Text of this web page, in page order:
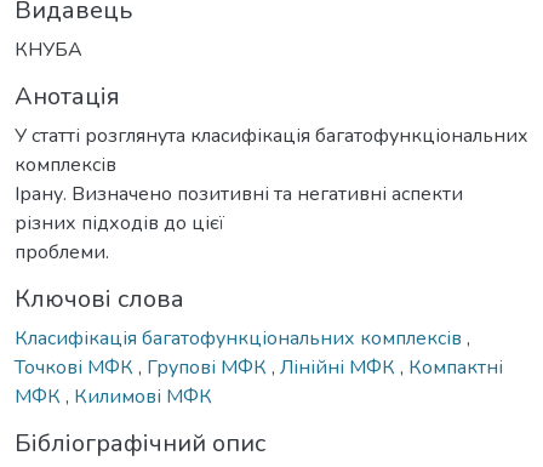
Видавець
КНУБА
Анотація
У статті розглянута класифікація багатофункціональних
комплексів
Ірану. Визначено позитивні та негативні аспекти
різних підходів до цієї
проблеми.
Ключові слова
Класифікація багатофункціональних комплексів ,
Точкові МФК , Групові МФК , Лінійні МФК , Компактні
МФК , Килимові МФК
Бібліографічний опис